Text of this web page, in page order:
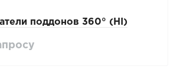
поддонов 360° (HI)